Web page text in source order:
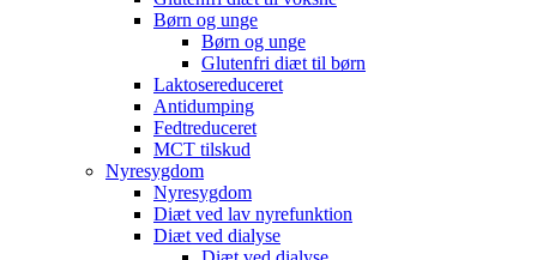
Børn og unge
Børn og unge
Glutenfri diæt til børn
Laktosereduceret
Antidumping
Fedtreduceret
MCT tilskud
Nyresygdom
Nyresygdom
Diæt ved lav nyrefunktion
Diæt ved dialyse